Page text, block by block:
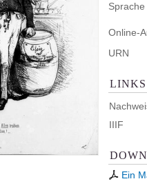
Sprache
Online-
URN
LINKS
IIIF
Ein